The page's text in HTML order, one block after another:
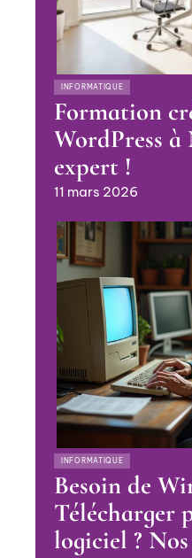
INFORMATIQUE
Formation
WordPress à
expert !
11 mars 2026
INFORMATIQUE
Besoin de
Télécharger
logiciel ?